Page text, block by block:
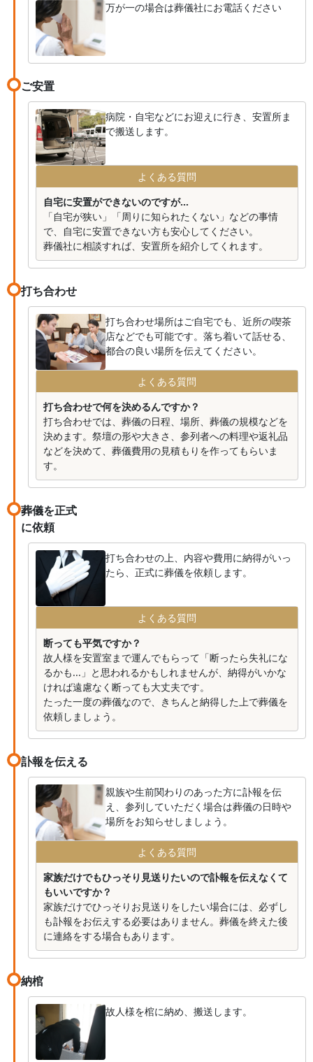
万が一の場合は葬儀社にお電話ください
ご安置
病院・自宅などにお迎えに行き、安置所ま
で搬送します。
よくある質問
自宅に安置ができないのですが...
「自宅が狭い」「周りに知られたくない」などの事情
で、自宅に安置できない方も安心してください。
葬儀社に相談すれば、安置所を紹介してくれます。
打ち合わせ
打ち合わせ場所はご自宅でも、近所の喫茶
店などでも可能です。落ち着いて話せる、
都合の良い場所を伝えてください。
よくある質問
打ち合わせで何を決めるんですか？
打ち合わせでは、葬儀の日程、場所、葬儀の規模などを
決めます。祭壇の形や大きさ、参列者への料理や返礼品
などを決めて、葬儀費用の見積もりを作ってもらいま
す。
葬儀を正式
に依頼
打ち合わせの上、内容や費用に納得がいっ
たら、正式に葬儀を依頼します。
よくある質問
断っても平気ですか？
故人様を安置室まで運んでもらって「断ったら失礼にな
るかも...」と思われるかもしれませんが、納得がいかな
ければ遠慮なく断っても大丈夫です。
たった一度の葬儀なので、きちんと納得した上で葬儀を
依頼しましょう。
訃報を伝える
親族や生前関わりのあった方に訃報を伝
え、参列していただく場合は葬儀の日時や
場所をお知らせしましょう。
よくある質問
家族だけでもひっそり見送りたいので訃報を伝えなくて
もいいですか？
家族だけでひっそりお見送りをしたい場合には、必ずし
も訃報をお伝えする必要はありません。葬儀を終えた後
に連絡をする場合もあります。
納棺
故人様を棺に納め、搬送します。